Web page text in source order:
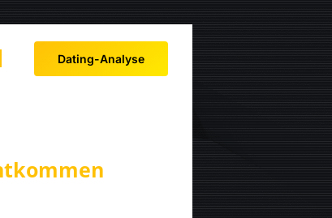
Dating-Analyse